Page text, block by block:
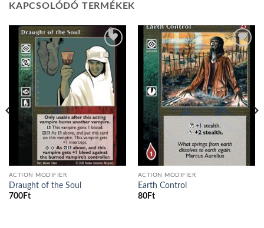
KAPCSOLÓDÓ TERMÉKEK
Add to
wishlist
ACTION MODIFIER
Draught of the Soul
700Ft
Add to
wishlist
ACTION MODIFIER
Earth Control
80Ft